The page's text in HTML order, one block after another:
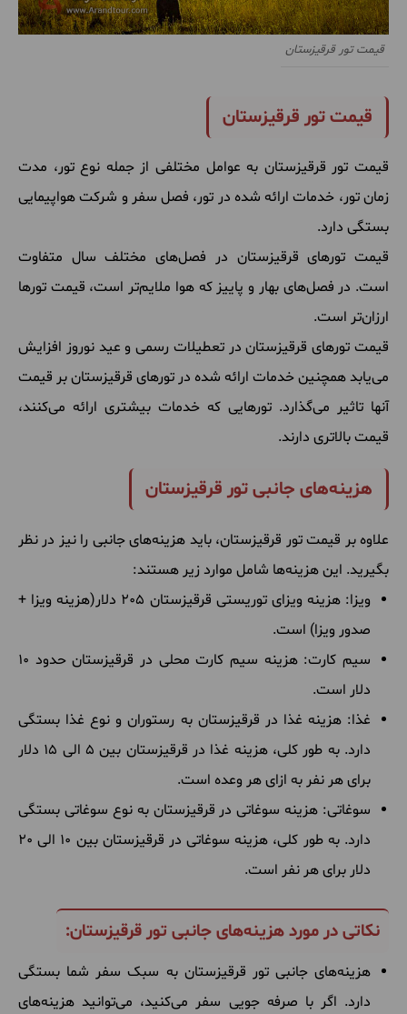
قیمت تور قرقیزستان
قیمت تور قرقیزستان
قیمت تور قرقیزستان به عوامل مختلفی از جمله نوع تور، مدت
زمان تور، خدمات ارائه شده در تور، فصل سفر و شرکت هواپیمایی
بستگی دارد.
قیمت تورهای قرقیزستان در فصل‌های مختلف سال متفاوت
است. در فصل‌های بهار و پاییز که هوا ملایم‌تر است، قیمت تورها
ارزان‌تر است.
قیمت تورهای قرقیزستان در تعطیلات رسمی و عید نوروز افزایش
می‌یابد همچنین خدمات ارائه شده در تورهای قرقیزستان بر قیمت
آنها تاثیر می‌گذارد. تورهایی که خدمات بیشتری ارائه می‌کنند،
قیمت بالاتری دارند.
هزینه‌های جانبی تور قرقیزستان
علاوه بر قیمت تور قرقیزستان، باید هزینه‌های جانبی را نیز در نظر
بگیرید. این هزینه‌ها شامل موارد زیر هستند:
ویزا: هزینه ویزای توریستی قرقیزستان 205 دلار(هزینه ویزا +
صدور ویزا) است.
سیم کارت: هزینه سیم کارت محلی در قرقیزستان حدود 10
دلار است.
غذا: هزینه غذا در قرقیزستان به رستوران و نوع غذا بستگی
دارد. به طور کلی، هزینه غذا در قرقیزستان بین 5 الی 15 دلار
برای هر نفر به ازای هر وعده است.
سوغاتی: هزینه سوغاتی در قرقیزستان به نوع سوغاتی بستگی
دارد. به طور کلی، هزینه سوغاتی در قرقیزستان بین 10 الی 20
دلار برای هر نفر است.
نکاتی در مورد هزینه‌های جانبی تور قرقیزستان:
هزینه‌های جانبی تور قرقیزستان به سبک سفر شما بستگی
دارد. اگر با صرفه جویی سفر می‌کنید، می‌توانید هزینه‌های